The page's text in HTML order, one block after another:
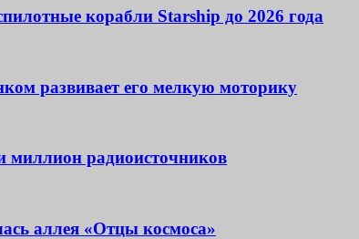
корабли Starship до 2026 года
развивает его мелкую моторику
миллион радиоисточников
аллея «Отцы космоса»